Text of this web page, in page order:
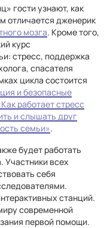
гости узнают, как
отличается дженерик
мозга. Кроме того,
курс
стресс, поддержка
спасателя
цикла состоится
и безопасные
работает стресс
и слышать друг
семьи».
будет работать
Участники всех
себя
станций.
современной
первой помощи.